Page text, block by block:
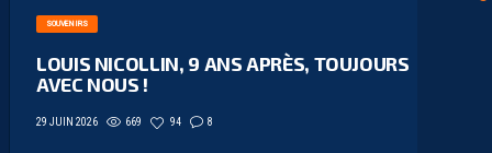
SOUVENIRS
LOUIS NICOLLIN, 9 ANS APRÈS, TOUJOURS
AVEC NOUS !
29 JUIN 2026 669 94 8